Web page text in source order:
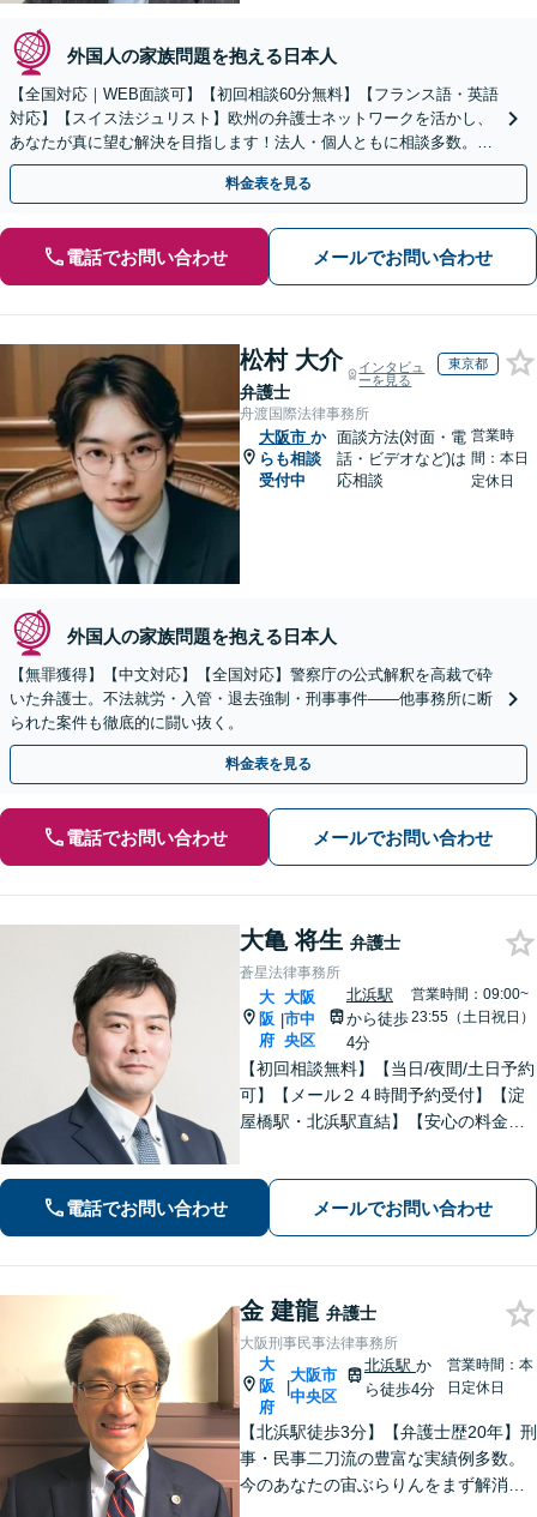
外国人の家族問題を抱える日本人
【全国対応｜WEB面談可】【初回相談60分無料】【フランス語・英語
対応】【スイス法ジュリスト】欧州の弁護士ネットワークを活かし、
あなたが真に望む解決を目指します！法人・個人ともに相談多数。細
やかな連絡と粘り強い交渉を徹底【休日・夜間相談可】
料金表を見る
電話でお問い合わせ メールでお問い合わせ
松村 大介
弁護士
インタビュ
ーを見る
東京都
舟渡国際法律事務所
大阪市 か
らも相談
受付中
面談方法(対面・電
話・ビデオなど)は
応相談
営業時
間：本日
定休日
外国人の家族問題を抱える日本人
【無罪獲得】【中文対応】【全国対応】警察庁の公式解釈を高裁で砕
いた弁護士。不法就労・入管・退去強制・刑事事件——他事務所に断
られた案件も徹底的に闘い抜く。
料金表を見る
電話でお問い合わせ メールでお問い合わせ
大亀 将生 弁護士
蒼星法律事務所
大
阪
府
|
大阪
市中
央区
北浜駅
から徒歩
4分
営業時間：09:00~
23:55（土日祝日）
【初回相談無料】【当日/夜間/土日予約
可】【メール２４時間予約受付】【淀
屋橋駅・北浜駅直結】【安心の料金体
電話でお問い合わせ メールでお問い合わせ
金 建龍 弁護士
大阪刑事民事法律事務所
大
阪
府
|
大阪市
中央区
北浜駅 か
ら徒歩4分
営業時間：本
日定休日
【北浜駅徒歩3分】【弁護士歴20年】刑
事・民事二刀流の豊富な実績例多数。
今のあなたの宙ぶらりんをまず解消！